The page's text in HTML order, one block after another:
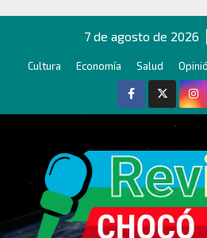
contenido
7 de agosto de 2026
Cultura Economía Salud